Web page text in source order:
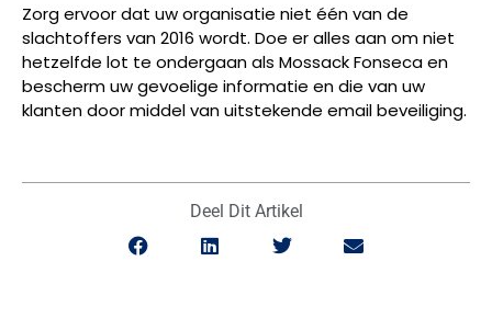
Zorg ervoor dat uw organisatie niet één van de
slachtoffers van 2016 wordt. Doe er alles aan om niet
hetzelfde lot te ondergaan als Mossack Fonseca en
bescherm uw gevoelige informatie en die van uw
klanten door middel van uitstekende email beveiliging.
Deel Dit Artikel